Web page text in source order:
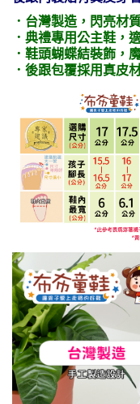
．台灣製造，閃亮材
．典禮專用公主鞋，
．鞋頭蝴蝶結裝飾，
．後跟包覆採用真皮